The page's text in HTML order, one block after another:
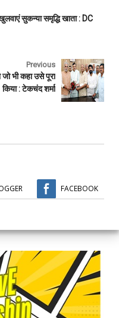
सुकन्या समृद्धि खाता : DC
Previous
जो भी कहा उसे पूरा
किया : टेकचंद शर्मा
FACEBOOK